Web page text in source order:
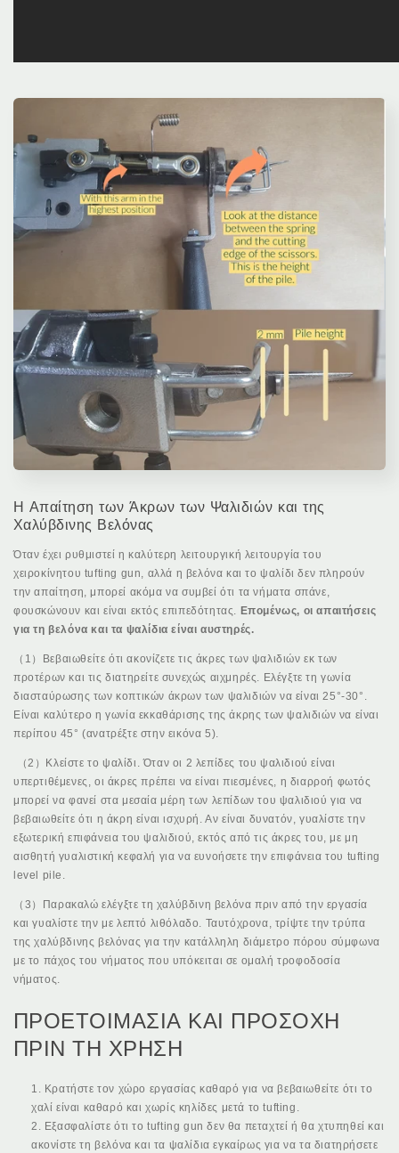
Η Απαίτηση των Άκρων των Ψαλιδιών και της
Χαλύβδινης Βελόνας
Όταν έχει ρυθμιστεί η καλύτερη λειτουργική λειτουργία του
χειροκίνητου tufting gun, αλλά η βελόνα και το ψαλίδι δεν πληρούν
την απαίτηση, μπορεί ακόμα να συμβεί ότι τα νήματα σπάνε,
φουσκώνουν και είναι εκτός επιπεδότητας. Επομένως, οι απαιτήσεις
για τη βελόνα και τα ψαλίδια είναι αυστηρές.
（1）Βεβαιωθείτε ότι ακονίζετε τις άκρες των ψαλιδιών εκ των
προτέρων και τις διατηρείτε συνεχώς αιχμηρές. Ελέγξτε τη γωνία
διασταύρωσης των κοπτικών άκρων των ψαλιδιών να είναι 25°-30°.
Είναι καλύτερο η γωνία εκκαθάρισης της άκρης των ψαλιδιών να είναι
περίπου 45° (ανατρέξτε στην εικόνα 5).
（2）Κλείστε το ψαλίδι. Όταν οι 2 λεπίδες του ψαλιδιού είναι
υπερτιθέμενες, οι άκρες πρέπει να είναι πιεσμένες, η διαρροή φωτός
μπορεί να φανεί στα μεσαία μέρη των λεπίδων του ψαλιδιού για να
βεβαιωθείτε ότι η άκρη είναι ισχυρή. Αν είναι δυνατόν, γυαλίστε την
εξωτερική επιφάνεια του ψαλιδιού, εκτός από τις άκρες του, με μη
αισθητή γυαλιστική κεφαλή για να ευνοήσετε την επιφάνεια του tufting
level pile.
（3）Παρακαλώ ελέγξτε τη χαλύβδινη βελόνα πριν από την εργασία
και γυαλίστε την με λεπτό λιθόλαδο. Ταυτόχρονα, τρίψτε την τρύπα
της χαλύβδινης βελόνας για την κατάλληλη διάμετρο πόρου σύμφωνα
με το πάχος του νήματος που υπόκειται σε ομαλή τροφοδοσία
νήματος.
ΠΡΟΕΤΟΙΜΑΣΙΑ ΚΑΙ ΠΡΟΣΟΧΗ
ΠΡΙΝ ΤΗ ΧΡΗΣΗ
Κρατήστε τον χώρο εργασίας καθαρό για να βεβαιωθείτε ότι το
χαλί είναι καθαρό και χωρίς κηλίδες μετά το tufting.
Εξασφαλίστε ότι το tufting gun δεν θα πεταχτεί ή θα χτυπηθεί και
ακονίστε τη βελόνα και τα ψαλίδια εγκαίρως για να τα διατηρήσετε